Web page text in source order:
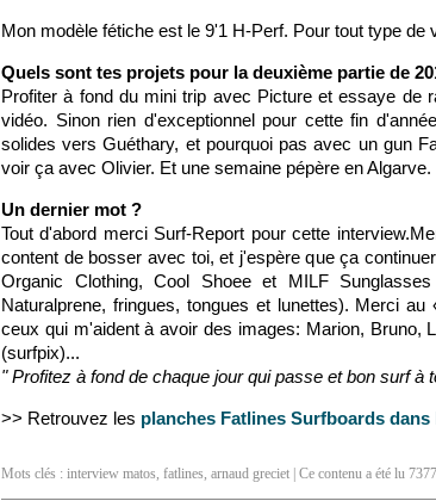
Mon modèle fétiche est le 9'1 H-Perf. Pour tout type
Quels sont tes projets pour la deuxième partie de
Profiter à fond du mini trip avec Picture et essaye de
vidéo. Sinon rien d'exceptionnel pour cette fin
solides vers Guéthary, et pourquoi pas avec un gun
voir ça avec Olivier. Et une semaine pépère en Algarve.
Un dernier mot ?
Tout d'abord merci Surf-Report pour cette
content de bosser avec toi, et j'espère que ça
Organic Clothing, Cool Shoee et MILF
Naturalprene, fringues, tongues et lunettes). Merci
ceux qui m'aident à avoir des images: Marion, Bruno,
(surfpix)...
" Profitez à fond de chaque jour qui passe et bon surf à
>> Retrouvez les planches Fatlines Surfboards
Mots clés : interview matos, fatlines, arnaud greciet | Ce contenu a été lu